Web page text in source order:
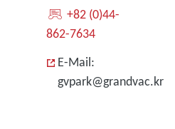
+82 (0)44-
862-7634
E-Mail:
gvpark@grandvac.kr